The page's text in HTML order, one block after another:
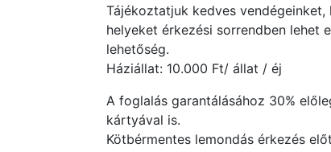
Tájékoztatjuk kedves
helyeket érkezési sorrendben lehet
lehetőség.
Háziállat: 10.000 Ft/ állat / éj
A foglalás garantálásához 30%
kártyával is.
Kötbérmentes lemondás érkezés